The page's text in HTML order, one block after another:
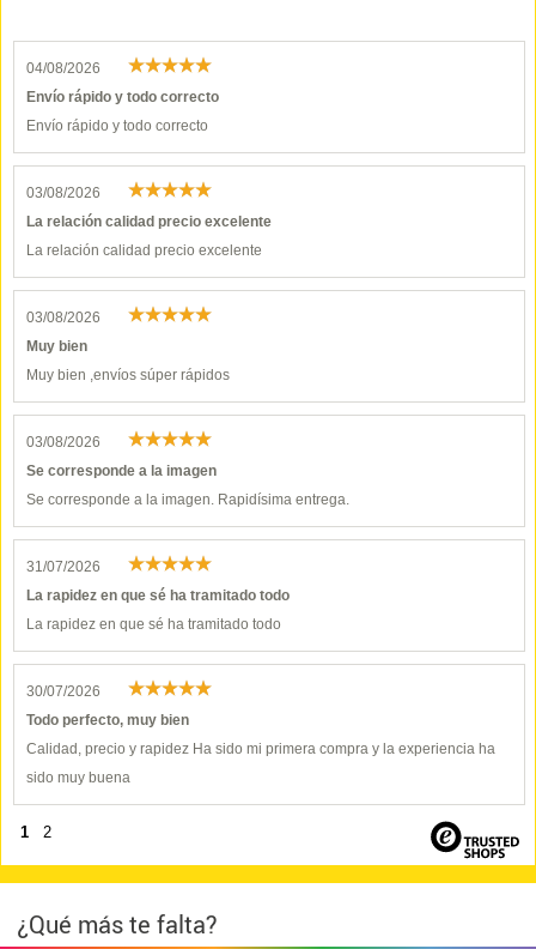
04/08/2026
Envío rápido y todo correcto
Envío rápido y todo correcto
03/08/2026
La relación calidad precio excelente
La relación calidad precio excelente
03/08/2026
Muy bien
Muy bien ,envíos súper rápidos
03/08/2026
Se corresponde a la imagen
Se corresponde a la imagen. Rapidísima entrega.
31/07/2026
La rapidez en que sé ha tramitado todo
La rapidez en que sé ha tramitado todo
30/07/2026
Todo perfecto, muy bien
Calidad, precio y rapidez Ha sido mi primera compra y la experiencia ha
sido muy buena
1 2
¿Qué más te falta?